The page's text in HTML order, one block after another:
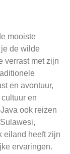
mooiste
de wilde
verrast met zijn
en avontuur,
en
ook reizen
eiland heeft zijn
ervaringen.